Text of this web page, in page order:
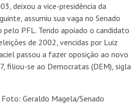
deixou a vice-presidência da
assumiu sua vaga no Senado
PFL. Tendo apoiado o candidato
de 2002, vencidas por Luiz
passou a fazer oposição ao novo
filiou-se ao Democratas (DEM), sigla
Geraldo Magela/Senado